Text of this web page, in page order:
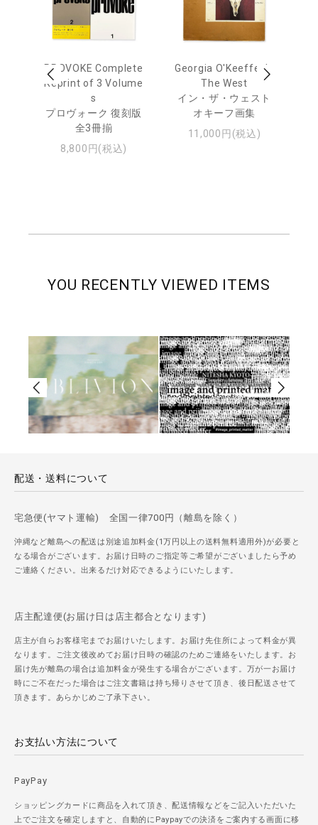
PROVOKE Complete
Reprint of 3 Volume
s
プロヴォーク 復刻版
全3冊揃
8,800円(税込)
Georgia O'Keeffe: In
The West
イン・ザ・ウェスト
オキーフ画集
11,000円(税込)
YOU RECENTLY VIEWED ITEMS
配送・送料について
宅急便(ヤマト運輸) 全国一律700円（離島を除く）
沖縄など離島への配送は別途追加料金(1万円以上の送料無料適用外)が必要と
なる場合がございます。お届け日時のご指定等ご希望がございましたら予め
ご連絡ください。出来るだけ対応できるようにいたします。
店主配達便(お届け日は店主都合となります)
店主が自らお客様宅までお届けいたします。お届け先住所によって料金が異
なります。ご注文後改めてお届け日時の確認のためご連絡をいたします。お
届け先が離島の場合は追加料金が発生する場合がございます。万が一お届け
時にご不在だった場合はご注文書籍は持ち帰りさせて頂き、後日配送させて
頂きます。あらかじめご了承下さい。
お支払い方法について
PayPay
ショッピングカードに商品を入れて頂き、配送情報などをご記入いただいた
上でご注文を確定しますと、自動的にPaypayでの決済をご案内する画面に移